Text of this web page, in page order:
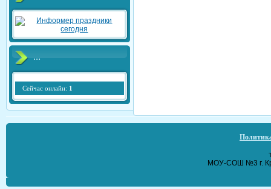
...
Сейчас онлайн: 1
МОУ-СОШ №3 г.